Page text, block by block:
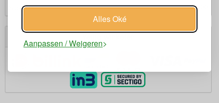
Alles Oké
Aanpassen / Weigeren
Subtotaal:
€ 0,00